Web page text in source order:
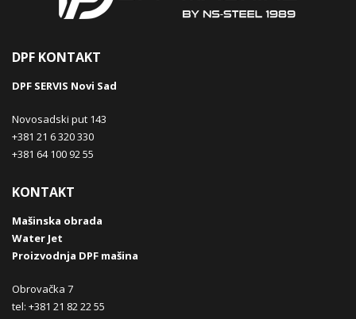
DPF KONTAKT
DPF SERVIS Novi Sad
Novosadski put 143
+381 21 6 320 330
+381 64 100 92 55
KONTAKT
Mašinska obrada
Water Jet
Proizvodnja DPF mašina
Obrovačka 7
tel: +381 21 82 22 55